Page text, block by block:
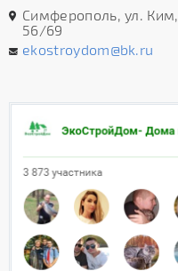
Симферополь, ул. Ким,
56/69
ekostroydom@bk.ru